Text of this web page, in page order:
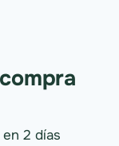
2 días